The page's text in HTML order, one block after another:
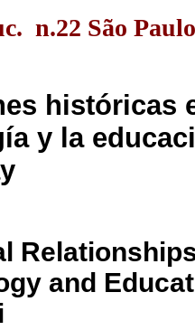
n.22 São
históricas
y la
and